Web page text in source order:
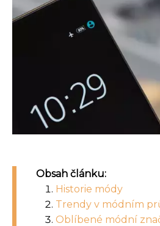
Obsah článku:
Historie módy
Trendy v módním
Oblíbené módní